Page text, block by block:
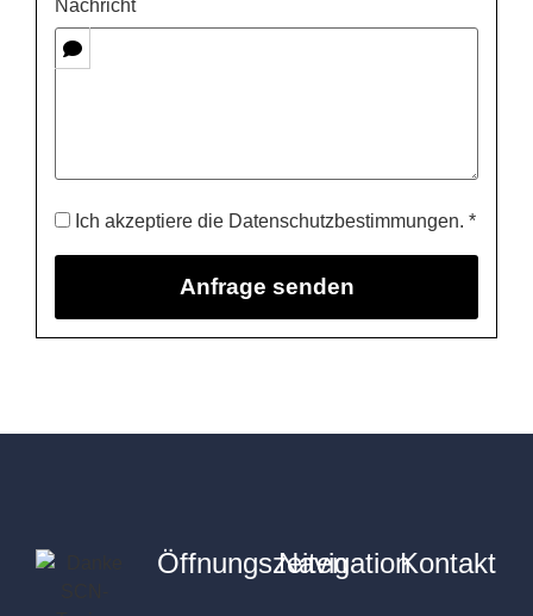
Nachricht
Ich akzeptiere die Datenschutzbestimmungen. *
Öffnungszeiten
NavigationKontakt